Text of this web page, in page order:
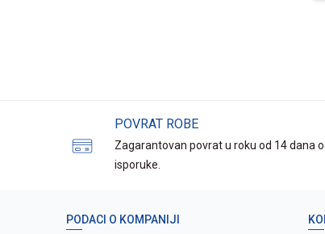
POVRAT ROBE
Zagarantovan povrat u roku od 14 dana
isporuke.
PODACI O KOMPANIJI